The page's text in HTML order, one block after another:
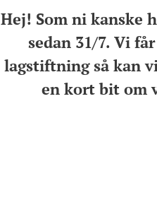
Hej! Som ni kanske
sedan 31/7. Vi
lagstiftning så kan
en kort bit om